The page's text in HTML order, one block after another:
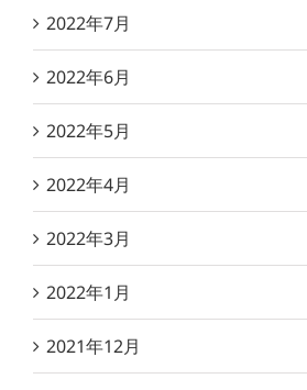
2022年7月
2022年6月
2022年5月
2022年4月
2022年3月
2022年1月
2021年12月